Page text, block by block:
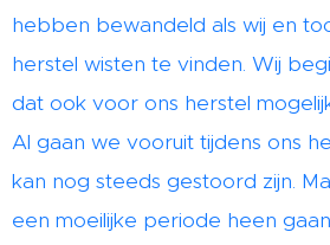
hebben bewandeld als wij en
herstel wisten te vinden. Wij
dat ook voor ons herstel
Al gaan we vooruit tijdens ons
kan nog steeds gestoord zijn.
een moeilijke periode heen